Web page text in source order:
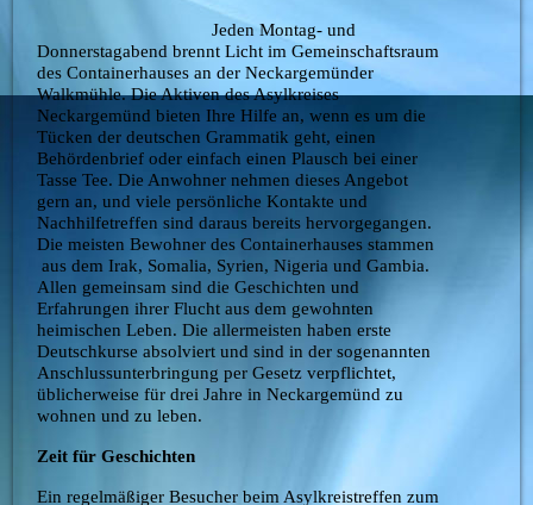
Jeden Montag- und
Donnerstagabend brennt Licht im Gemeinschaftsraum
des Containerhauses an der Neckargemünder
Walkmühle. Die Aktiven des Asylkreises
Neckargemünd bieten Ihre Hilfe an, wenn es um die
Tücken der deutschen Grammatik geht, einen
Behördenbrief oder einfach einen Plausch bei einer
Tasse Tee. Die Anwohner nehmen dieses Angebot
gern an, und viele persönliche Kontakte und
Nachhilfetreffen sind daraus bereits hervorgegangen.
Die meisten Bewohner des Containerhauses stammen
aus dem Irak, Somalia, Syrien, Nigeria und Gambia.
Allen gemeinsam sind die Geschichten und
Erfahrungen ihrer Flucht aus dem gewohnten
heimischen Leben. Die allermeisten haben erste
Deutschkurse absolviert und sind in der sogenannten
Anschlussunterbringung per Gesetz verpflichtet,
üblicherweise für drei Jahre in Neckargemünd zu
wohnen und zu leben.
Zeit für Geschichten
Ein regelmäßiger Besucher beim Asylkreistreffen zum